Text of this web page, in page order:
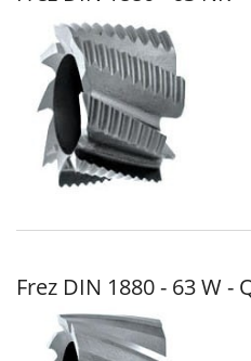
Frez DIN 1880 - 63 W -